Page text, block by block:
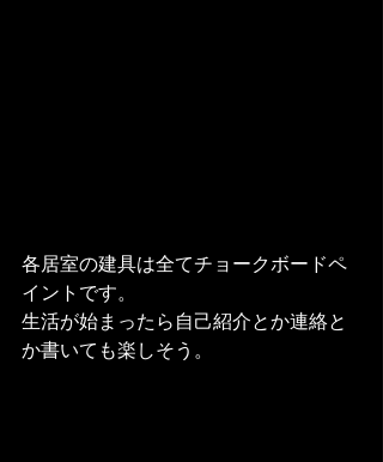
各居室の建具は全てチョークボードペ
イントです。
生活が始まったら自己紹介とか連絡と
か書いても楽しそう。